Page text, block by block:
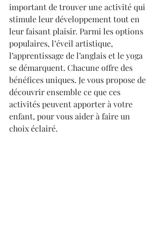
important de trouver une activité qui
stimule leur développement tout en
leur faisant plaisir. Parmi les options
populaires, l’éveil artistique,
l’apprentissage de l’anglais et le yoga
se démarquent. Chacune offre des
bénéfices uniques. Je vous propose de
découvrir ensemble ce que ces
activités peuvent apporter à votre
enfant, pour vous aider à faire un
choix éclairé.